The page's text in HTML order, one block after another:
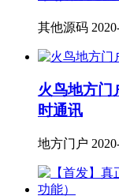
其他源码
火鸟地方门
时通讯
地方门户